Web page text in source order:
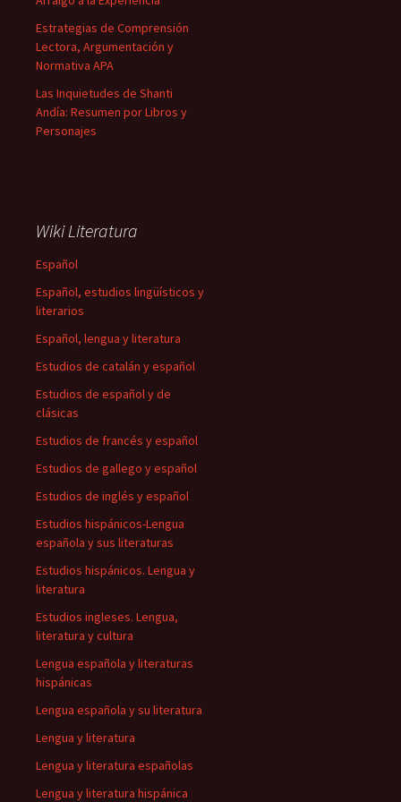
Estrategias de Comprensión
Lectora, Argumentación y
Normativa APA
Las Inquietudes de Shanti
Andía: Resumen por Libros y
Personajes
Wiki Literatura
Español
Español, estudios lingüísticos y
literarios
Español, lengua y literatura
Estudios de catalán y español
Estudios de español y de
clásicas
Estudios de francés y español
Estudios de gallego y español
Estudios de inglés y español
Estudios hispánicos-Lengua
española y sus literaturas
Estudios hispánicos. Lengua y
literatura
Estudios ingleses. Lengua,
literatura y cultura
Lengua española y literaturas
hispánicas
Lengua española y su literatura
Lengua y literatura
Lengua y literatura españolas
Lengua y literatura hispánica